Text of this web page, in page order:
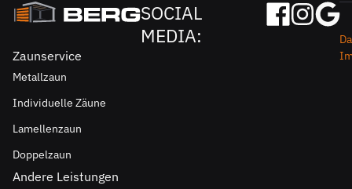
SOCIAL
MEDIA:
Zaunservice
Metallzaun
Individuelle Zäune
Lamellenzaun
Doppelzaun
Andere Leistungen